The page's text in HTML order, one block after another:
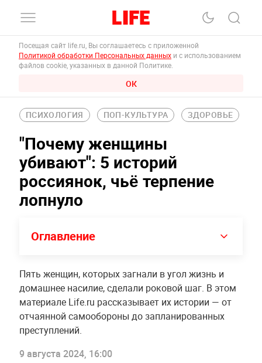
Посещая сайт life.ru, Вы соглашаетесь с приложенной
Политикой обработки Персональных данных и с использованием
файлов cookie, указанных в данной Политике.
ОК
ПСИХОЛОГИЯ ПОП-КУЛЬТУРА ЗДОРОВЬЕ
"Почему женщины
убивают": 5 историй
россиянок, чьë терпение
лопнуло
Оглавление
Пять женщин, которых загнали в угол жизнь и
домашнее насилие, сделали роковой шаг. В этом
материале Life.ru рассказывает их истории — от
отчаянной самообороны до запланированных
преступлений.
9 августа 2024, 16:00